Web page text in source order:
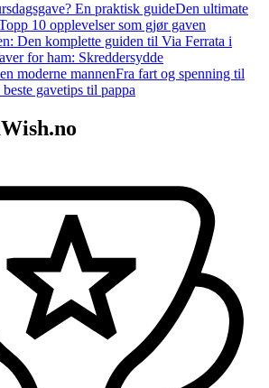
En praktisk guideDen ultimate
10 opplevelser som gjør gaven
Den komplette guiden til Via Ferrata i
for ham: Skreddersydde
moderne mannenFra fart og spenning til
gavetips til pappa